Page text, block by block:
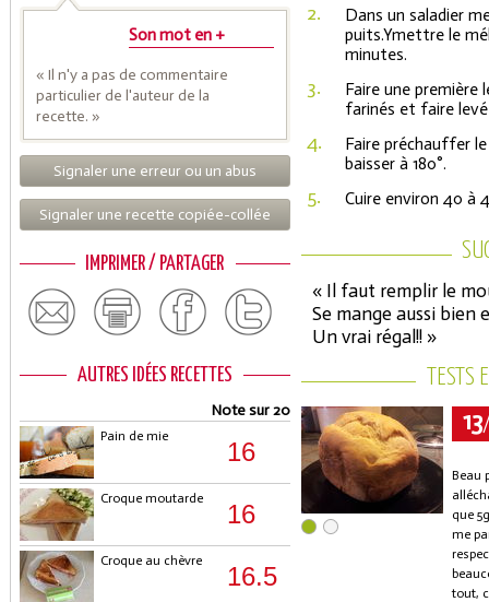
Son mot en +
« Il n'y a pas de commentaire
particulier de l'auteur de la
recette. »
Signaler une erreur ou un abus
Signaler une recette copiée-collée
IMPRIMER / PARTAGER
AUTRES IDÉES RECETTES
Note sur 20
Pain de mie
16
Croque moutarde
16
Croque au chèvre
16.5
2.
Dans un saladier
puits.Ymettre le
minutes.
3.
Faire une première
farinés et faire
4.
Faire préchauffer
baisser à 180°.
5. Cuire environ 40 à
« Il faut remplir le
Se mange aussi bien
Un vrai régal!! »
13
Beau
que
me
tout,